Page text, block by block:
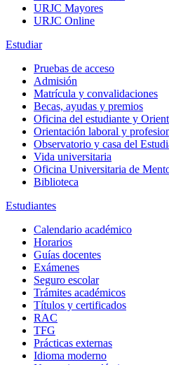
URJC Mayores
URJC Online
Estudiar
Pruebas de acceso
Admisión
Matrícula y convalidaciones
Becas, ayudas y premios
Oficina del estudiante y
Orientación laboral y
Observatorio y casa del
Vida universitaria
Oficina Universitaria de
Biblioteca
Estudiantes
Calendario académico
Horarios
Guías docentes
Exámenes
Seguro escolar
Trámites académicos
Títulos y certificados
RAC
TFG
Prácticas externas
Idioma moderno